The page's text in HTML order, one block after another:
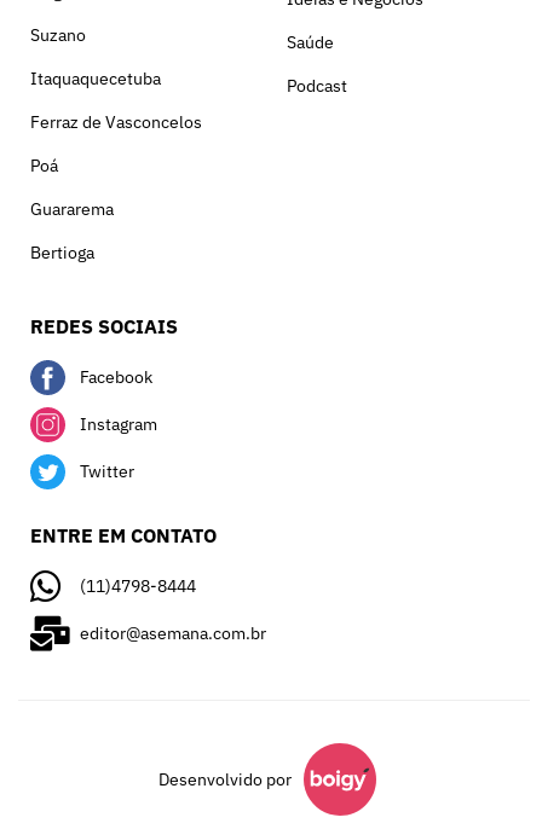
Suzano
Itaquaquecetuba
Ferraz de Vasconcelos
Poá
Guararema
Bertioga
Saúde
Podcast
REDES SOCIAIS
Facebook
Instagram
Twitter
ENTRE EM CONTATO
(11)4798-8444
editor@asemana.com.br
Desenvolvido por